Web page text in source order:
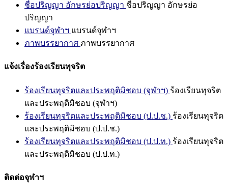
ชื่อปริญญา อักษรย่อปริญญา ชื่อปริญญา อักษรย่อ
ปริญญา
แบรนด์จุฬาฯ แบรนด์จุฬาฯ
ภาพบรรยากาศ ภาพบรรยากาศ
แจ้งเรื่องร้องเรียนทุจริต
ร้องเรียนทุจริตและประพฤติมิชอบ (จุฬาฯ) ร้องเรียนทุจริต
และประพฤติมิชอบ (จุฬาฯ)
ร้องเรียนทุจริตและประพฤติมิชอบ (ป.ป.ช.) ร้องเรียนทุจริต
และประพฤติมิชอบ (ป.ป.ช.)
ร้องเรียนทุจริตและประพฤติมิชอบ (ป.ป.ท.) ร้องเรียนทุจริต
และประพฤติมิชอบ (ป.ป.ท.)
ติดต่อจุฬาฯ